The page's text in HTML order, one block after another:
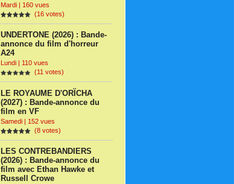
Mardi | 160 vues
(16 votes)
UNDERTONE (2026) : Bande-
annonce du film d'horreur
A24
Lundi | 110 vues
(11 votes)
LE ROYAUME D'ORÏCHA
(2027) : Bande-annonce du
film en VF
Samedi | 152 vues
(8 votes)
LES CONTREBANDIERS
(2026) : Bande-annonce du
film avec Ethan Hawke et
Russell Crowe